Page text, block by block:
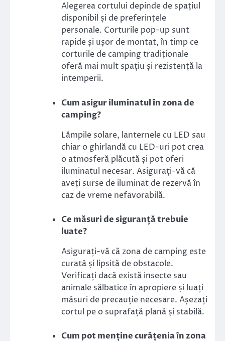
Alegerea cortului depinde de spațiul
disponibil și de preferințele
personale. Corturile pop-up sunt
rapide și ușor de montat, în timp ce
corturile de camping tradiționale
oferă mai mult spațiu și rezistență la
intemperii.
Cum asigur iluminatul în zona de
camping?
Lămpile solare, lanternele cu LED sau
chiar o ghirlandă cu LED-uri pot crea
o atmosferă plăcută și pot oferi
iluminatul necesar. Asigurați-vă că
aveți surse de iluminat de rezervă în
caz de vreme nefavorabilă.
Ce măsuri de siguranță trebuie
luate?
Asigurați-vă că zona de camping este
curată și lipsită de obstacole.
Verificați dacă există insecte sau
animale sălbatice în apropiere și luați
măsuri de precauție necesare. Așezați
cortul pe o suprafață plană și stabilă.
Cum pot menține curățenia în zona